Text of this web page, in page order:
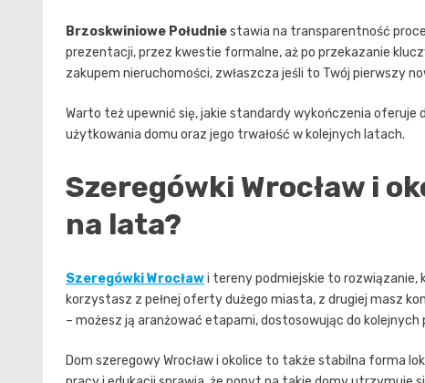
Brzoskwiniowe Południestawia na transparentność
prezentacji, przez kwestie formalne, aż po przekazanie
zakupem nieruchomości, zwłaszcza jeśli to Twój pierwszy
Warto też upewnić się, jakie standardy wykończenia oferuje
użytkowania domu oraz jego trwałość w kolejnych latach.
Szeregówki Wrocław i
na lata?
Szeregówki Wrocławi tereny podmiejskie to rozwiązanie,
korzystasz z pełnej oferty dużego miasta, z drugiej masz
– możesz ją aranżować etapami, dostosowując do kolejnych
Dom szeregowy Wrocław i okolice to także stabilna forma